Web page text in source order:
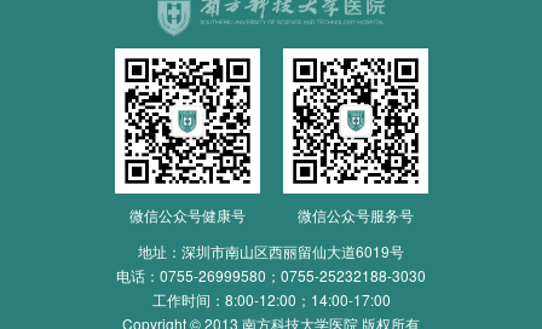
微信公众号健康号
微信公众号服务号
地址：深圳市南山区西丽留仙大道6019号
电话： 0755-26999580；0755-25232188-3030
工作时间：8:00-12:00；14:00-17:00
Copyright © 2013 南方科技大学医院 版权所有